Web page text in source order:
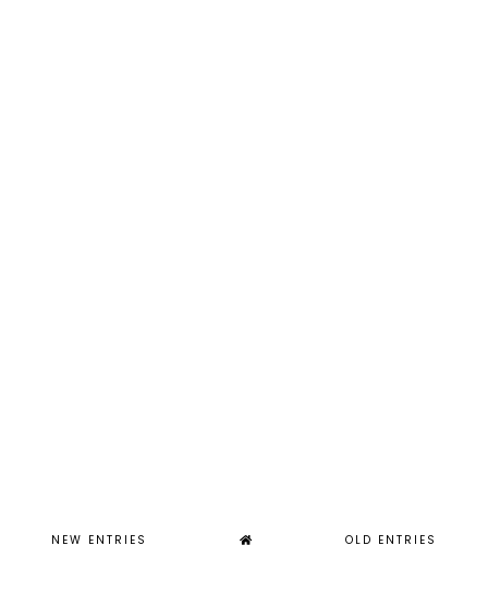
NEW ENTRIES OLD ENTRIES